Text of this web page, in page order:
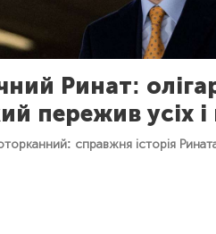
Ринат:
пережив усіх і
справжня історія